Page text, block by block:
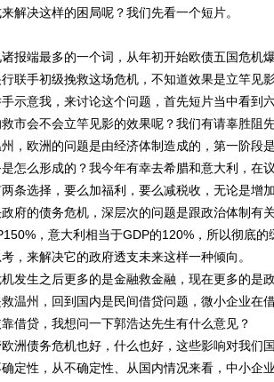
解决这样的困局呢？我们先看一个短片。
端最多的一个词，从年初开始欧债五国危机
联手初级挽救这场危机，不知道效果是立竿见
示意我，来讨论这个问题，首先短片当中看到
市会不会立竿见影的效果呢？我们有请辜胜阻先
欧洲的问题是由经济体制造成的，第一阶段
怎么形成的？我今年有幸去希腊和意大利，在
条选择，要么加福利，要么减税收，无论是增
府的债务危机，深层次的问题是跟政治体制有
，意大利相当于GDP的120%，所以彻底的
，来解决它的政府透支未来这样一种倾向。
生之后更多的是金融救金融，现在更多的是
温州，回到国内是民间借贷问题，微小企业在
借贷，我想问一下郭浩达先生有什么意见？
债务危机也好，什么也好，这些影响对我们
定性，从不确定性、从国内情况来看，中小企